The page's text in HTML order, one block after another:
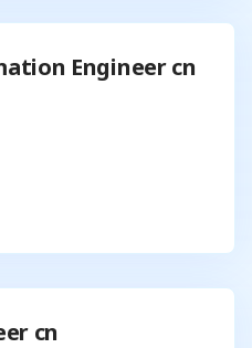
Engineer cn
cn